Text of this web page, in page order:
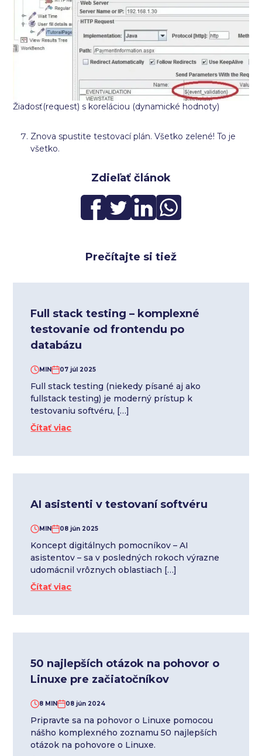
Zdieľať článok
Žiadosť(request) s koreláciou (dynamické hodnoty)
Znova spustite testovací plán. Všetko zelené! To je
všetko.
Prečítajte si tiež
Full stack testing – komplexné
testovanie od frontendu po
databázu
MIN 07 júl 2025
Full stack testing (niekedy písané aj ako
fullstack testing) je moderný prístup k
testovaniu softvéru, […]
Čítať viac
AI asistenti v testovaní softvéru
MIN 08 jún 2025
Koncept digitálnych pomocníkov – AI
asistentov – sa v posledných rokoch výrazne
udomácnil vrôznych oblastiach […]
Čítať viac
50 najlepších otázok na pohovor o
Linuxe pre začiatočníkov
8 MIN 08 jún 2024
Pripravte sa na pohovor o Linuxe pomocou
nášho komplexného zoznamu 50 najlepších
otázok na pohovore o Linuxe.